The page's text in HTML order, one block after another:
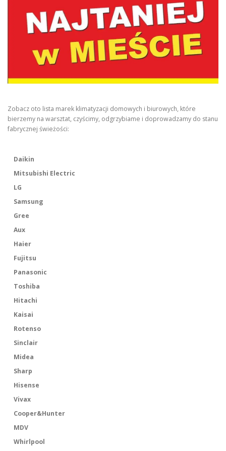
Zobacz oto lista marek klimatyzacji domowych i biurowych, które
bierzemy na warsztat, czyścimy, odgrzybiame i doprowadzamy do stanu
fabrycznej świeżości:
Daikin
Mitsubishi Electric
LG
Samsung
Gree
Aux
Haier
Fujitsu
Panasonic
Toshiba
Hitachi
Kaisai
Rotenso
Sinclair
Midea
Sharp
Hisense
Vivax
Cooper&Hunter
MDV
Whirlpool